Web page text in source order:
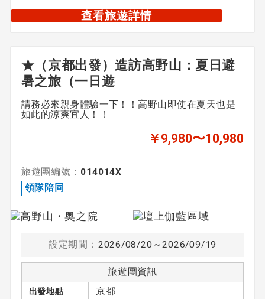
查看旅遊詳情
★（京都出發）造訪高野山：夏日避
暑之旅（一日遊
請務必來親身體驗一下！！高野山即使在夏天也是
如此的涼爽宜人！！
￥9,980〜10,980
旅遊團編號： 014014X
領隊陪同
設定期間： 2026/08/20～2026/09/19
旅遊團資訊
出發地點 京都